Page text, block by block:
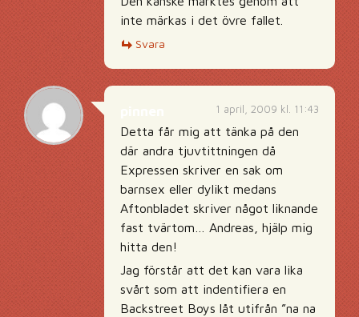
inte märkas i det övre fallet.
Svara
1 april, 2009 kl. 11:43
Detta får mig att tänka på den
där andra tjuvtittningen då
Expressen skriver en sak om
barnsex eller dylikt medans
Aftonbladet skriver något liknande
fast tvärtom… Andreas, hjälp mig
hitta den!
Jag förstår att det kan vara lika
svårt som att indentifiera en
Backstreet Boys låt utifrån ”na na